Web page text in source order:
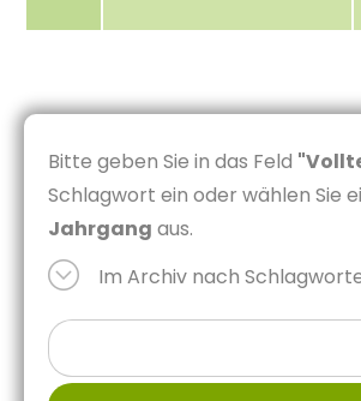
Bitte geben Sie in das Feld
Schlagwort ein oder wählen Sie
Jahrgang aus.
Im Archiv nach